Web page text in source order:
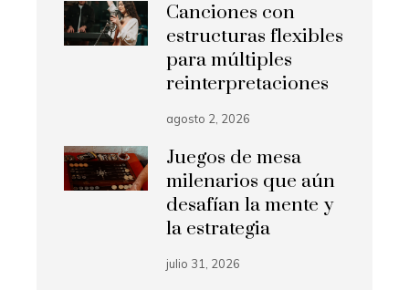
Canciones con
estructuras flexibles
para múltiples
reinterpretaciones
agosto 2, 2026
Juegos de mesa
milenarios que aún
desafían la mente y
la estrategia
julio 31, 2026